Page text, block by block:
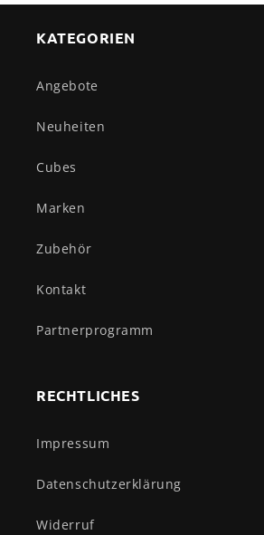
KATEGORIEN
Angebote
Neuheiten
Cubes
Marken
Zubehör
Kontakt
Partnerprogramm
RECHTLICHES
Impressum
Datenschutzerklärung
Widerruf